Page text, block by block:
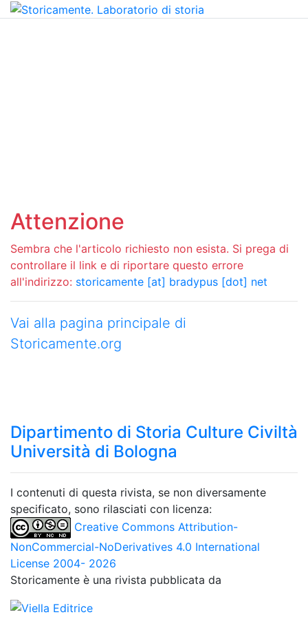
Attenzione
Sembra che l'articolo richiesto non esista. Si prega di
controllare il link e di riportare questo errore
all'indirizzo: storicamente [at] bradypus [dot] net
Vai alla pagina principale di
Storicamente.org
Dipartimento di Storia Culture Civiltà
Università di Bologna
I contenuti di questa rivista, se non diversamente
specificato, sono rilasciati con licenza:
Creative Commons Attribution-
NonCommercial-NoDerivatives 4.0 International
License 2004- 2026
Storicamente è una rivista pubblicata da